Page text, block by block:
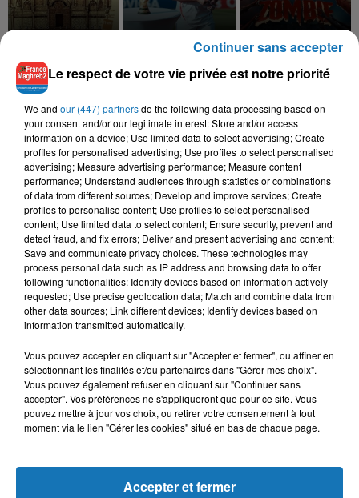
Taht El Yasmina Fellil Haya Zombie
L'HOROSCOPE
Bélier Taureau Gémeaux
Le respect de votre vie privée est notre priorité
We and our (447) partnersdo the following data processing based on
your consent and/or our legitimate interest: Store and/or access
information on a device; Use limited data to select advertising; Create
profiles for personalised advertising; Use profiles to select personalised
advertising; Measure advertising performance; Measure content
performance; Understand audiences through statistics or combinations
of data from different sources; Develop and improve services; Create
profiles to personalise content; Use profiles to select personalised
content; Use limited data to select content; Ensure security, prevent and
detect fraud, and fix errors; Deliver and present advertising and content;
Save and communicate privacy choices. These technologies may
process personal data such as IP address and browsing data to offer
following functionalities: Identify devices based on information actively
requested; Use precise geolocation data; Match and combine data from
other data sources; Link different devices; Identify devices based on
information transmitted automatically.
Vous pouvez accepter en cliquant sur "Accepter et fermer", ou affiner en
sélectionnant les finalités et/ou partenaires dans "Gérer mes choix".
Vous pouvez également refuser en cliquant sur "Continuer sans
accepter". Vos préférences ne s'appliqueront que pour ce site. Vous
pouvez mettre à jour vos choix, ou retirer votre consentement à tout
moment via le lien "Gérer les cookies" situé en bas de chaque page.
Accepter et fermer
Continuer sans accepter